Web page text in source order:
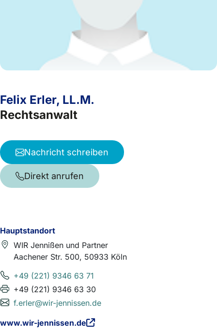
Hauptstandort
WIR Jennißen und Partner
Aachener Str. 500, 50933 Köln
+49 (221) 9346 63 71
+49 (221) 9346 63 30
f.erler@wir-jennissen.de
www.wir-jennissen.de
Felix Erler, LL.M.
Rechtsanwalt
Nachricht schreiben
Direkt anrufen